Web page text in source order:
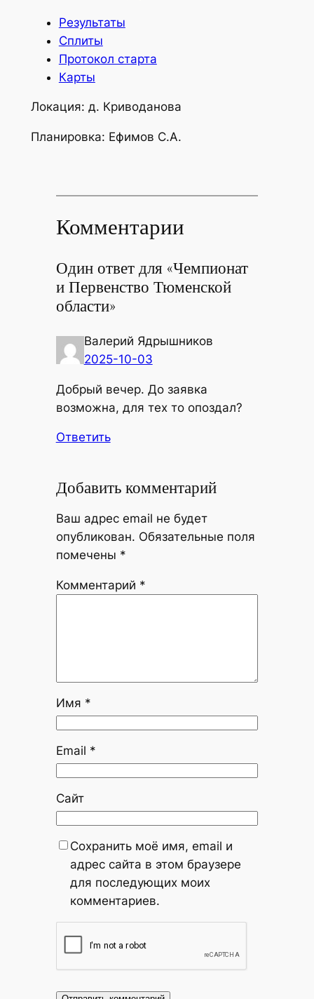
Результаты
Сплиты
Протокол старта
Карты
Локация: д. Криводанова
Планировка: Ефимов С.А.
Комментарии
Один ответ для «Чемпионат
и Первенство Тюменской
области»
Валерий Ядрышников
2025-10-03
Добрый вечер. До заявка
возможна, для тех то опоздал?
Ответить
Добавить комментарий
Ваш адрес email не будет
опубликован. Обязательные поля
помечены *
Комментарий *
Имя *
Email *
Сайт
Сохранить моё имя, email и
адрес сайта в этом браузере
для последующих моих
комментариев.